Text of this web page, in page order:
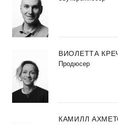
ВИОЛЕТТА
Продюсер
КАМИЛЛ